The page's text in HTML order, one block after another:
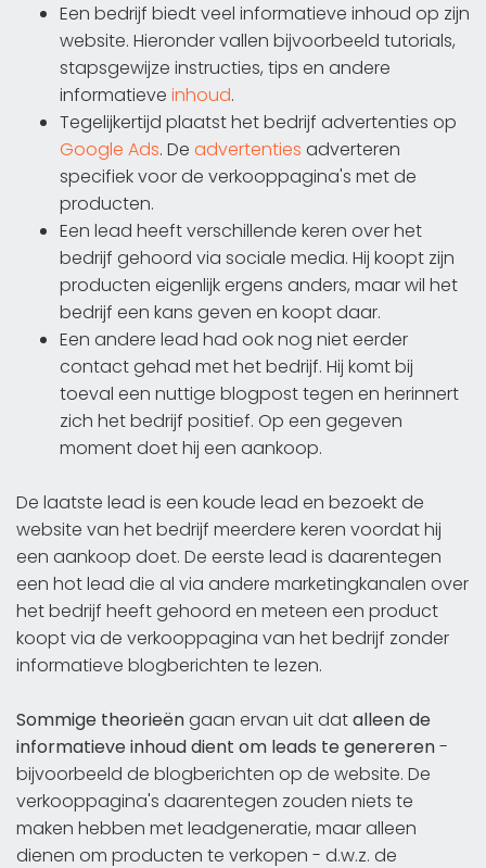
Een bedrijf biedt veel informatieve inhoud op zijn
website. Hieronder vallen bijvoorbeeld tutorials,
stapsgewijze instructies, tips en andere
informatieve inhoud.
Tegelijkertijd plaatst het bedrijf advertenties op
Google Ads. De advertenties adverteren
specifiek voor de verkooppagina's met de
producten.
Een lead heeft verschillende keren over het
bedrijf gehoord via sociale media. Hij koopt zijn
producten eigenlijk ergens anders, maar wil het
bedrijf een kans geven en koopt daar.
Een andere lead had ook nog niet eerder
contact gehad met het bedrijf. Hij komt bij
toeval een nuttige blogpost tegen en herinnert
zich het bedrijf positief. Op een gegeven
moment doet hij een aankoop.
De laatste lead is een koude lead en bezoekt de
website van het bedrijf meerdere keren voordat hij
een aankoop doet. De eerste lead is daarentegen
een hot lead die al via andere marketingkanalen over
het bedrijf heeft gehoord en meteen een product
koopt via de verkooppagina van het bedrijf zonder
informatieve blogberichten te lezen.
Sommige theorieëngaan ervan uit datalleen de
informatieve inhoud dient om leads te genereren-
bijvoorbeeld de blogberichten op de website. De
verkooppagina's daarentegen zouden niets te
maken hebben met leadgeneratie, maar alleen
dienen om producten te verkopen - d.w.z. de